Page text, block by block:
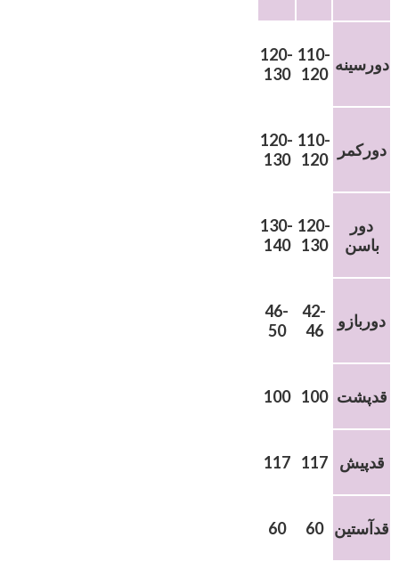
120-
130
110-
120 دورسینه
120-
130
110-
120
دورکمر
130-
140
120-
130
دور
باسن
46-
50
42-
46
دوربازو
100 100 قدپشت
117 117 قدپیش
60 60 قدآستین